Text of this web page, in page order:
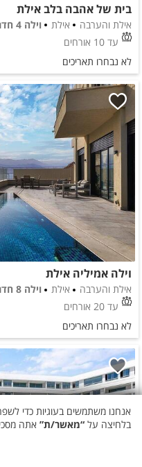
אנחנו משתמשים בעוגיות כדי
בלחיצה על “מאשר/ת” אתה
בית של אהבה בלב אילת
אילת והערבה אילת
וילה 4 חדרים
עד 10 אורחים
לא נבחרו תאריכים
וילה אמיליה אילת
אילת והערבה אילת
וילה 8 חדרים
עד 20 אורחים
לא נבחרו תאריכים